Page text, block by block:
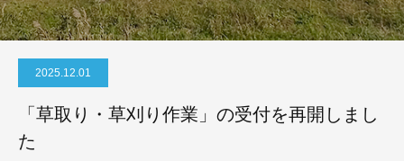
2025.12.01
「草取り・草刈り作業」の受付を再開しまし
た